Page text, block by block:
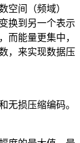
空间（频域）
换到另一个表示
而能量更集中，
，来实现数据压
无损压缩编码。